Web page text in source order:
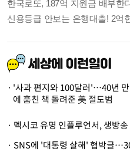
'사과 편지와 100달러'…40년 만
에 훔친 책 돌려준 美 절도범